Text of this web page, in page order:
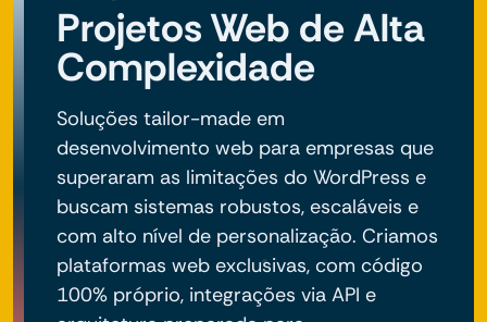
Projetos Web de Alta
Complexidade
Soluções tailor-made em
desenvolvimento web para empresas que
superaram as limitações do WordPress e
buscam sistemas robustos, escaláveis e
com alto nível de personalização. Criamos
plataformas web exclusivas, com código
100% próprio, integrações via API e